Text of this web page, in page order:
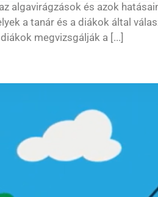
algavirágzások és azok
a tanár és a diákok által
megvizsgálják a [...]